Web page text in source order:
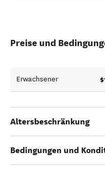
Preise und
Erwachsener
Altersbeschränkung
Bedingungen und